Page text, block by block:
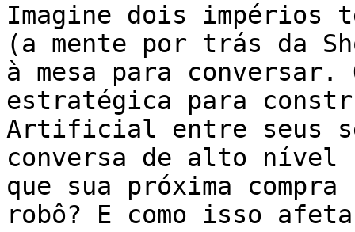
Imagine dois impérios
(a mente por trás da
à mesa para conversar.
estratégica para
Artificial entre seus
conversa de alto
que sua próxima
robô? E como isso